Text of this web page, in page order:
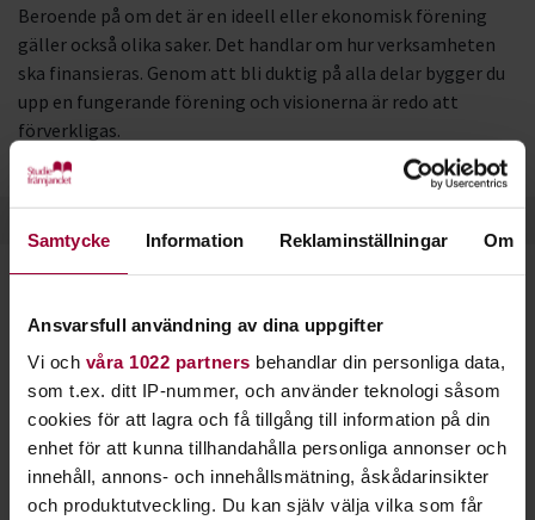
Samtycke Information Reklaminställningar Om
Ansvarsfull användning av dina uppgifter
Vi och våra 1022 partners behandlar din personliga data,
som t.ex. ditt IP-nummer, och använder teknologi såsom
cookies för att lagra och få tillgång till information på din
enhet för att kunna tillhandahålla personliga annonser och
innehåll, annons- och innehållsmätning, åskådarinsikter
och produktutveckling. Du kan själv välja vilka som får
Beroende på om det är en ideell eller ekonomisk förening
gäller också olika saker. Det handlar om hur verksamheten
ska finansieras. Genom att bli duktig på alla delar bygger du
upp en fungerande förening och visionerna är redo att
förverkligas.
Lär dig tillsammans med andra genom att starta en
studiecirkel hos Studiefrämjandet.
Läs mer om att starta studiecirkel